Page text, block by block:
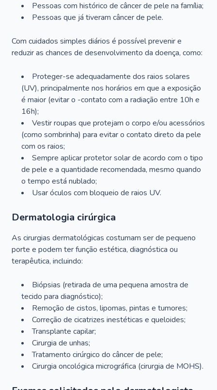
Pessoas com histórico de câncer de pele na família;
Pessoas que já tiveram câncer de pele.
Com cuidados simples diários é possível prevenir e
reduzir as chances de desenvolvimento da doença, como:
Proteger-se adequadamente dos raios solares
(UV), principalmente nos horários em que a exposição
é maior (evitar o -contato com a radiação entre 10h e
16h);
Vestir roupas que protejam o corpo e/ou acessórios
(como sombrinha) para evitar o contato direto da pele
com os raios;
Sempre aplicar protetor solar de acordo com o tipo
de pele e a quantidade recomendada, mesmo quando
o tempo está nublado;
Usar óculos com bloqueio de raios UV.
Dermatologia cirúrgica
As cirurgias dermatológicas costumam ser de pequeno
porte e podem ter função estética, diagnóstica ou
terapêutica, incluindo:
Biópsias (retirada de uma pequena amostra de
tecido para diagnóstico);
Remoção de cistos, lipomas, pintas e tumores;
Correção de cicatrizes inestéticas e queloides;
Transplante capilar;
Cirurgia de unhas;
Tratamento cirúrgico do câncer de pele;
Cirurgia oncológica micrográfica (cirurgia de MOHS).